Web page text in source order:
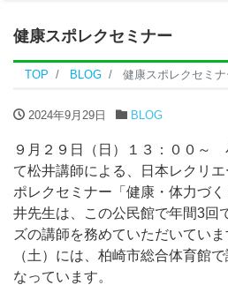
健康スポレクセミナー
TOP BLOG 健康スポレクセミナ
2024年9月29日 BLOG
９月２９日（日）１３：００～
て松井講師による、日本レクリ
ポレクセミナー「健康・体力づ
井先生は、この公民館で年間3回
ズの講師を務めていただいてい
（土）には、柏崎市総合体育館
なっています。